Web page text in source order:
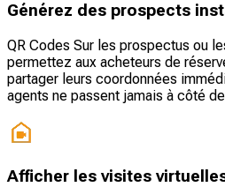
Générez des prospects
QR Codes Sur les prospectus ou
permettez aux acheteurs de
partager leurs coordonnées
agents ne passent jamais à côté
Afficher les visites